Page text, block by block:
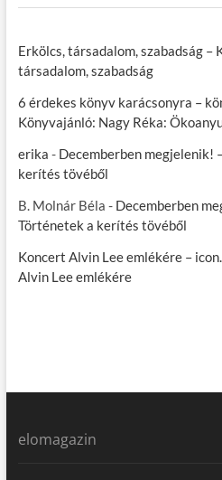
Erkölcs, társadalom, szabadság –
társadalom, szabadság
6 érdekes könyv karácsonyra –
Könyvajánló: Nagy Réka:
erika - Decemberben megjelenik!
kerítés tövéből
B. Molnár Béla - Decemberben
Történetek a kerítés tövéből
Koncert Alvin Lee emlékére –
Alvin Lee emlékére
elomagazin